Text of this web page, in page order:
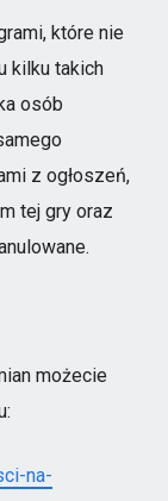
które nie
kilku takich
osób
z ogłoszeń,
tej gry oraz
możecie
na-